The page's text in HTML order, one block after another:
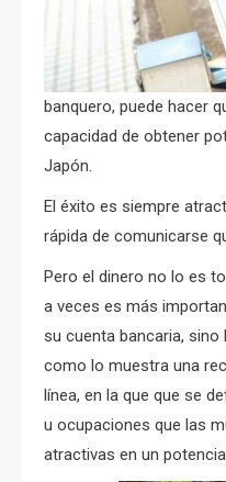
banquero, puede hacer
capacidad de obtener
Japón.
El éxito es siempre
rápida de comunicarse
Pero el dinero no lo es
a veces es más
su cuenta bancaria, sino
como lo muestra una
línea, en la que que se
u ocupaciones que las
atractivas en un